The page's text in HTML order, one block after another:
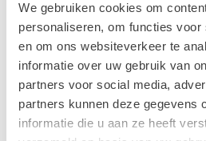
We gebruiken cookies om
personaliseren, om functies voor
en om ons websiteverkeer te
informatie over uw gebruik van
partners voor social media,
partners kunnen deze gegevens
informatie die u aan ze heeft
product niet op voorraad is,
wij een passend alternatief. Heb
denken graag met je mee. Stuur
berichtje!Je kunt ons bereiken op
naar verhuur@brisked.nl. We
Verhuur - Hoe